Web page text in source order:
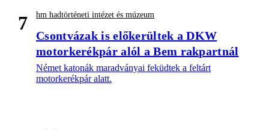
7 hm hadtörténeti intézet és múzeum
Csontvázak is előkerültek a DKW
motorkerékpár alól a Bem rakpartnál
Német katonák maradványai feküdtek a feltárt
motorkerékpár alatt.